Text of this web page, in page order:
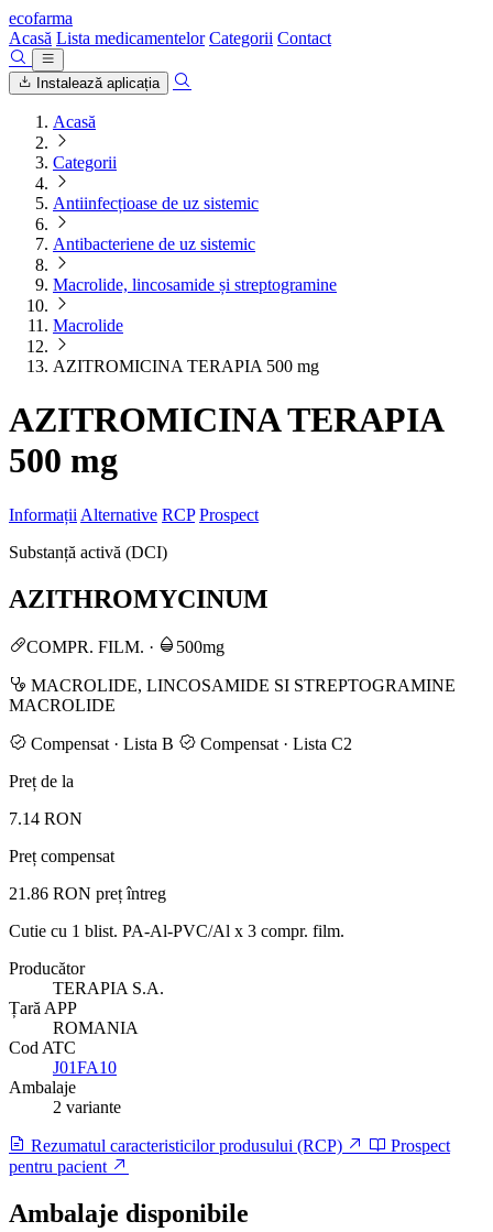
ecofarma
Acasă Lista medicamentelor Categorii Contact
Instalează aplicația
Acasă
Categorii
Antiinfecțioase de uz sistemic
Antibacteriene de uz sistemic
Macrolide, lincosamide și streptogramine
Macrolide
AZITROMICINA TERAPIA 500 mg
AZITROMICINA TERAPIA
500 mg
Informații Alternative RCP Prospect
Substanță activă (DCI)
AZITHROMYCINUM
COMPR. FILM. · 500mg
MACROLIDE, LINCOSAMIDE SI STREPTOGRAMINE
MACROLIDE
Compensat · Lista B
Compensat · Lista C2
Preț de la
7.14 RON
Preț compensat
21.86 RON preț întreg
Cutie cu 1 blist. PA-Al-PVC/Al x 3 compr. film.
Producător
TERAPIA S.A.
Țară APP
ROMANIA
Cod ATC
J01FA10
Ambalaje
2 variante
Rezumatul caracteristicilor produsului (RCP)
Prospect
pentru pacient
Ambalaje disponibile